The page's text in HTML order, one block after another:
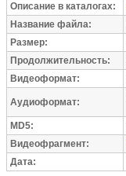
Описание в каталогах:
Название файла:
Размер:
Продолжительность:
Видеоформат:
Аудиоформат:
MD5:
Видеофрагмент:
Дата: